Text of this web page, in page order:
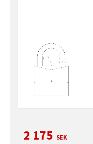
Nedsatt pris:
2 175 SEK